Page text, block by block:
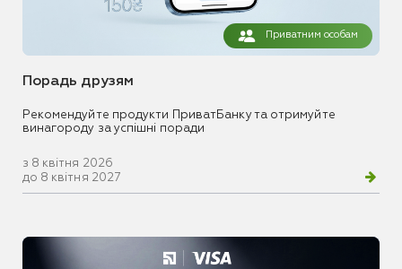
Приватним особам
Порадь друзям
Рекомендуйте продукти ПриватБанку та отримуйте
винагороду за успішні поради
з 8 квітня 2026
до 8 квітня 2027